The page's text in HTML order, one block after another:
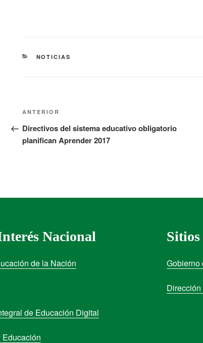
NOTICIAS
ANTERIOR
Directivos del sistema educativo obligatorio
planifican Aprender 2017
Nacional
de la Nación
de Educación Digital
Gobierno